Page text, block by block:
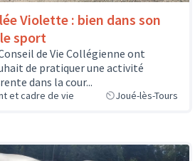
Violette : bien dans son
sport
de Vie Collégienne ont
de pratiquer une activité
dans la cour...
et cadre de vie Joué-lès-Tours